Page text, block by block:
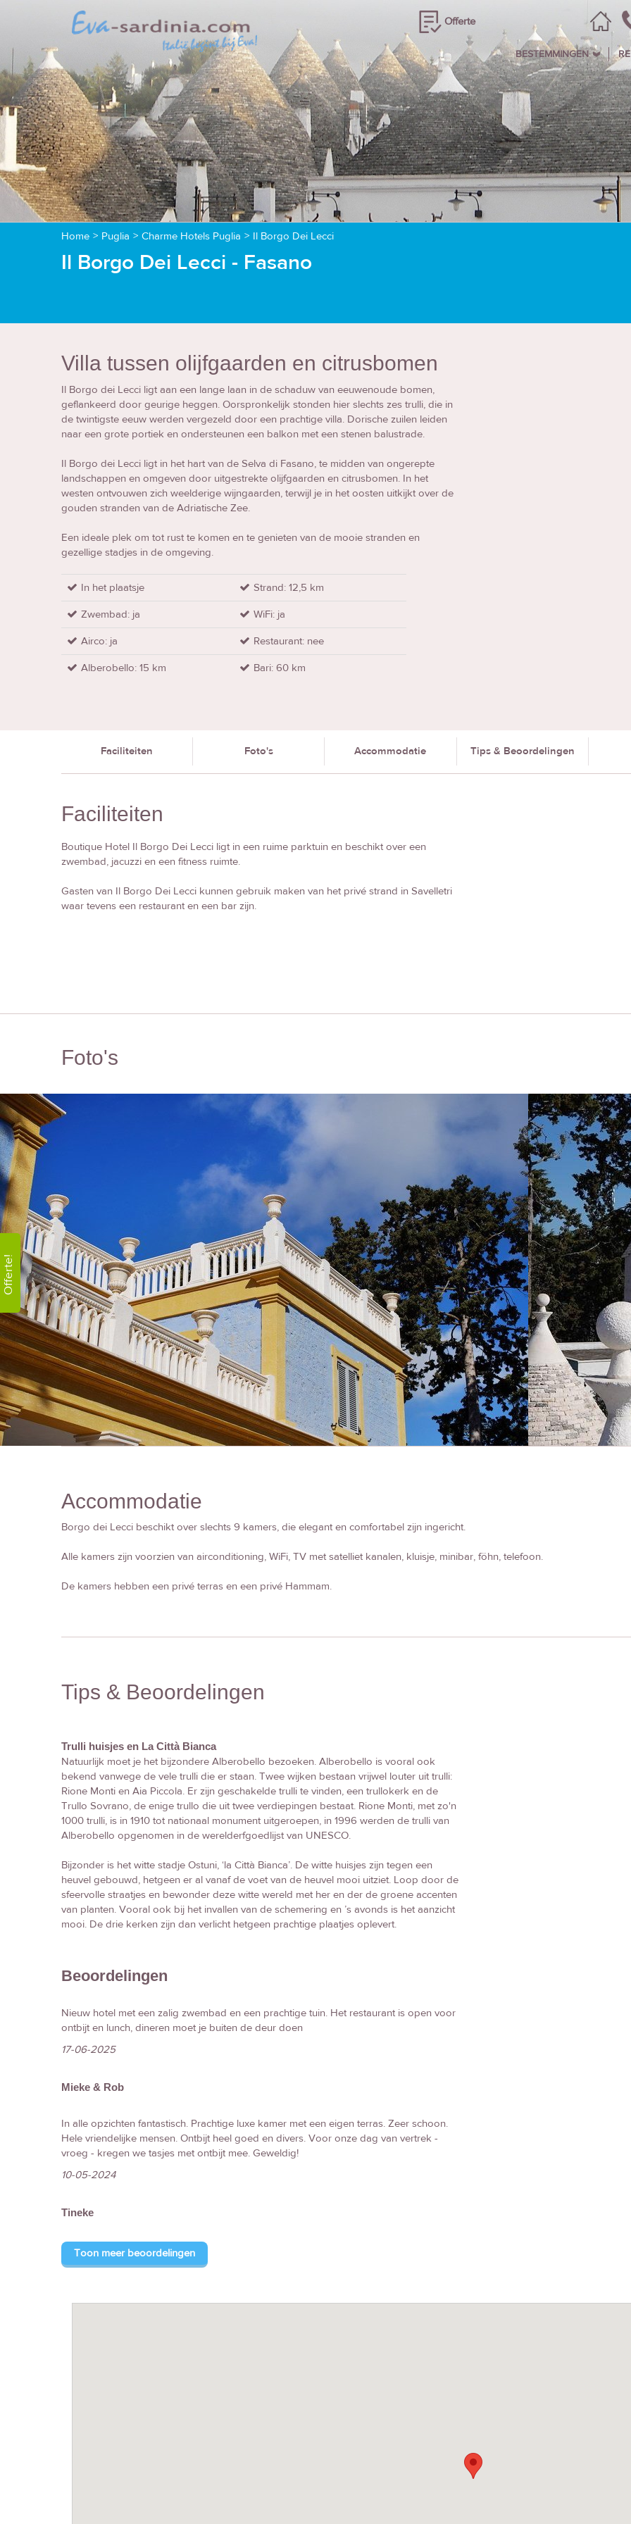
Offerte!
Offerte
BESTEMMINGEN
Home > Puglia > Charme Hotels Puglia > Il Borgo Dei Lecci
Il Borgo Dei Lecci - Fasano
Villa tussen olijfgaarden en citrusbomen
Il Borgo dei Lecci ligt aan een lange laan in de schaduw van eeuwenoude bomen,
geflankeerd door geurige heggen. Oorspronkelijk stonden hier slechts zes trulli, die in
de twintigste eeuw werden vergezeld door een prachtige villa. Dorische zuilen leiden
naar een grote portiek en ondersteunen een balkon met een stenen balustrade.
Il Borgo dei Lecci ligt in het hart van de Selva di Fasano, te midden van ongerepte
landschappen en omgeven door uitgestrekte olijfgaarden en citrusbomen. In het
westen ontvouwen zich weelderige wijngaarden, terwijl je in het oosten uitkijkt over de
gouden stranden van de Adriatische Zee.
Een ideale plek om tot rust te komen en te genieten van de mooie stranden en
gezellige stadjes in de omgeving.
In het plaatsje
Strand: 12,5 km
Zwembad: ja
WiFi: ja
Airco: ja
Restaurant: nee
Alberobello: 15 km
Bari: 60 km
Faciliteiten Foto's Accommodatie Tips & Beoordelingen
Faciliteiten
Boutique Hotel Il Borgo Dei Lecci ligt in een ruime parktuin en beschikt over een
zwembad, jacuzzi en een fitness ruimte.
Gasten van Il Borgo Dei Lecci kunnen gebruik maken van het privé strand in Savelletri
waar tevens een restaurant en een bar zijn.
Foto's
Accommodatie
Borgo dei Lecci beschikt over slechts 9 kamers, die elegant en comfortabel zijn ingericht.
Alle kamers zijn voorzien van airconditioning, WiFi, TV met satelliet kanalen, kluisje, minibar, föhn, telefoon.
De kamers hebben een privé terras en een privé Hammam.
Tips & Beoordelingen
Trulli huisjes en La Città Bianca
Natuurlijk moet je het bijzondere Alberobello bezoeken. Alberobello is vooral ook
bekend vanwege de vele trulli die er staan. Twee wijken bestaan vrijwel louter uit trulli:
Rione Monti en Aia Piccola. Er zijn geschakelde trulli te vinden, een trullokerk en de
Trullo Sovrano, de enige trullo die uit twee verdiepingen bestaat. Rione Monti, met zo'n
1000 trulli, is in 1910 tot nationaal monument uitgeroepen, in 1996 werden de trulli van
Alberobello opgenomen in de werelderfgoedlijst van UNESCO.
Bijzonder is het witte stadje Ostuni, ‘la Città Bianca’. De witte huisjes zijn tegen een
heuvel gebouwd, hetgeen er al vanaf de voet van de heuvel mooi uitziet. Loop door de
sfeervolle straatjes en bewonder deze witte wereld met her en der de groene accenten
van planten. Vooral ook bij het invallen van de schemering en ’s avonds is het aanzicht
mooi. De drie kerken zijn dan verlicht hetgeen prachtige plaatjes oplevert.
Beoordelingen
Nieuw hotel met een zalig zwembad en een prachtige tuin. Het restaurant is open voor
ontbijt en lunch, dineren moet je buiten de deur doen
17-06-2025
Mieke & Rob
In alle opzichten fantastisch. Prachtige luxe kamer met een eigen terras. Zeer schoon.
Hele vriendelijke mensen. Ontbijt heel goed en divers. Voor onze dag van vertrek -
vroeg - kregen we tasjes met ontbijt mee. Geweldig!
10-05-2024
Tineke
Toon meer beoordelingen